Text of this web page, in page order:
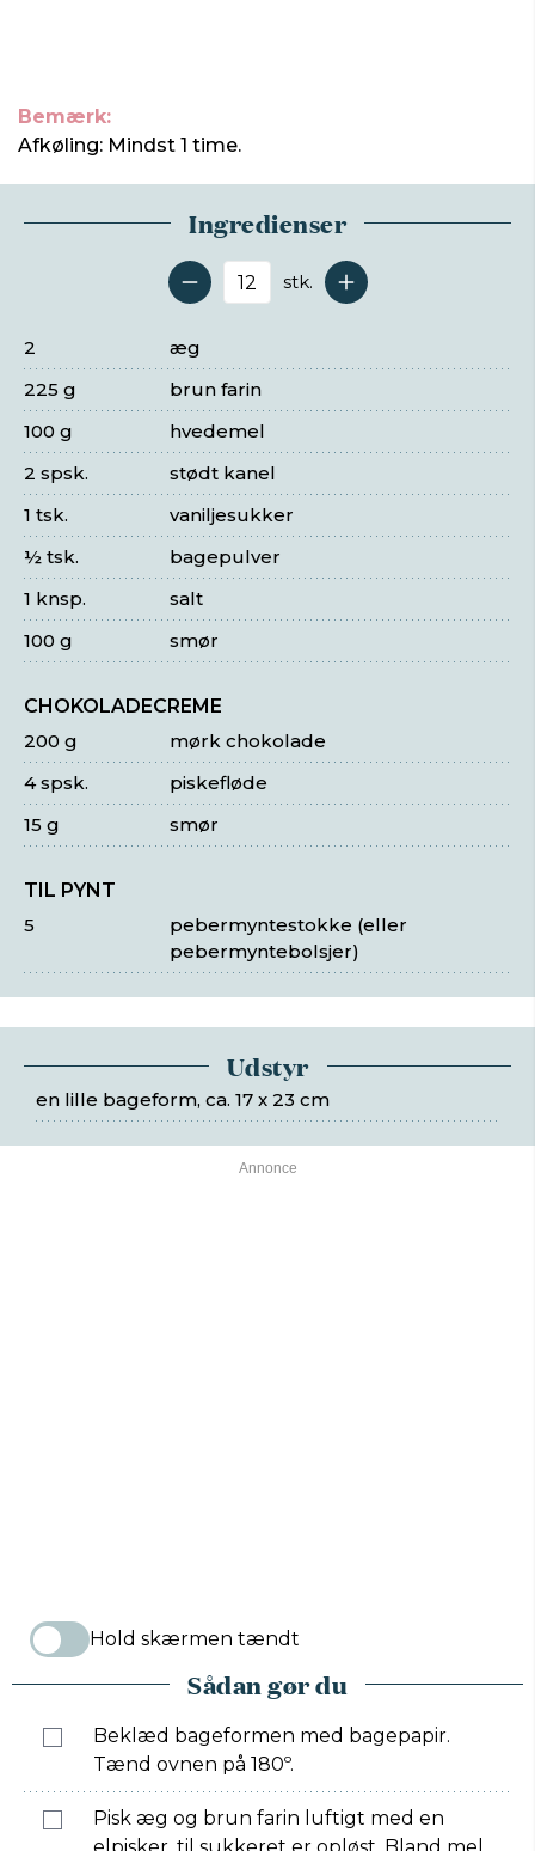
Bemærk:
Afkøling: Mindst 1 time.
Ingredienser
Antal serveringer
stk.
æg
2
brun farin
225 g
hvedemel
100 g
stødt kanel
2 spsk.
vaniljesukker
1 tsk.
bagepulver
½ tsk.
salt
1 knsp.
smør
100 g
CHOKOLADECREME
mørk chokolade
200 g
piskefløde
4 spsk.
smør
15 g
TIL PYNT
pebermyntestokke (eller
pebermyntebolsjer)
5
Udstyr
en lille bageform, ca. 17 x 23 cm
Hold skærmen tændt
Sådan gør du
Beklæd bageformen med bagepapir.
Tænd ovnen på 180º.
Pisk æg og brun farin luftigt med en